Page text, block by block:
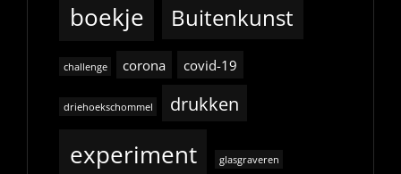
boekje Buitenkunst
challenge corona covid-19
driehoekschommel drukken
experiment glasgraveren